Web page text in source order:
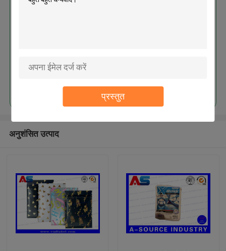
प्रस्तुत
अनुशंसित उत्पाद